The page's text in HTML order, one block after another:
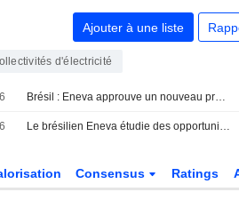
Ajouter à une liste
d'électricité
Brésil : Eneva approuve un nouveau programme de rachat d'actions portant sur 23 millions de titres
Le brésilien Eneva étudie des opportunités d'investissement au Venezuela, selon son directeur général
Consensus Ratings